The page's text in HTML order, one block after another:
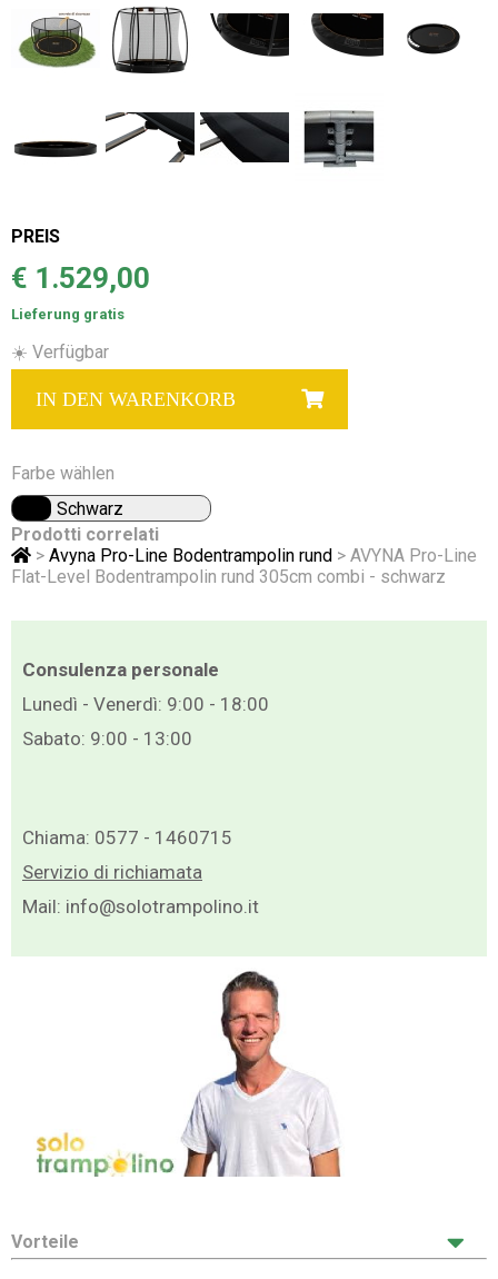
PREIS
€ 1.529,00
Lieferung gratis
☀️ Verfügbar
IN DEN WARENKORB
Farbe wählen
Schwarz
Prodotti correlati
> Avyna Pro-Line Bodentrampolin rund > AVYNA Pro-Line
Flat-Level Bodentrampolin rund 305cm combi - schwarz
Consulenza personale
Lunedì - Venerdì: 9:00 - 18:00
Sabato: 9:00 - 13:00
Chiama: 0577 - 1460715
Servizio di richiamata
Mail: info@solotrampolino.it
Vorteile